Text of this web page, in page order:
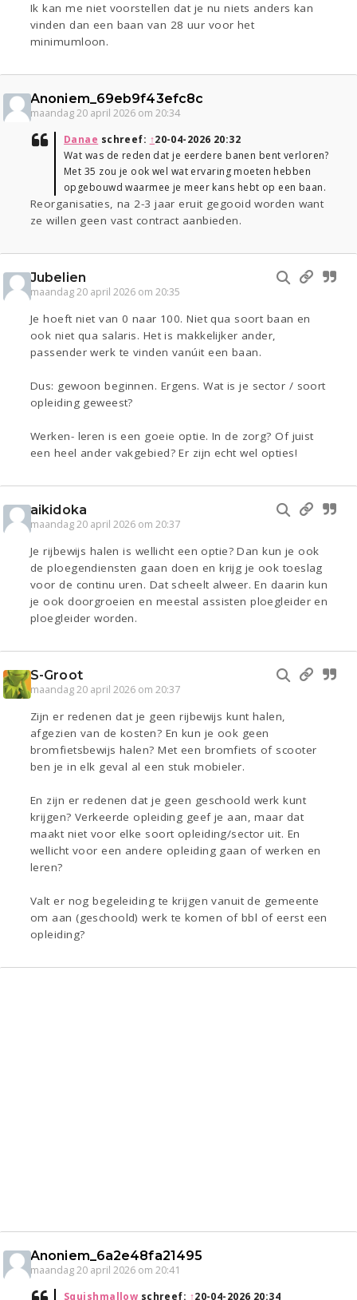
Ik kan me niet voorstellen dat je nu niets anders kan
vinden dan een baan van 28 uur voor het
minimumloon.
Anoniem_69eb9f43efc8c
maandag 20 april 2026 om 20:34
Danae schreef: ↑20-04-2026 20:32
Wat was de reden dat je eerdere banen bent verloren?
Met 35 zou je ook wel wat ervaring moeten hebben
opgebouwd waarmee je meer kans hebt op een baan.
Reorganisaties, na 2-3 jaar eruit gegooid worden want
ze willen geen vast contract aanbieden.
Jubelien
maandag 20 april 2026 om 20:35
Je hoeft niet van 0 naar 100. Niet qua soort baan en
ook niet qua salaris. Het is makkelijker ander,
passender werk te vinden vanúit een baan.
Dus: gewoon beginnen. Ergens. Wat is je sector / soort
opleiding geweest?
Werken- leren is een goeie optie. In de zorg? Of juist
een heel ander vakgebied? Er zijn echt wel opties!
aikidoka
maandag 20 april 2026 om 20:37
Je rijbewijs halen is wellicht een optie? Dan kun je ook
de ploegendiensten gaan doen en krijg je ook toeslag
voor de continu uren. Dat scheelt alweer. En daarin kun
je ook doorgroeien en meestal assisten ploegleider en
ploegleider worden.
S-Groot
maandag 20 april 2026 om 20:37
Zijn er redenen dat je geen rijbewijs kunt halen,
afgezien van de kosten? En kun je ook geen
bromfietsbewijs halen? Met een bromfiets of scooter
ben je in elk geval al een stuk mobieler.
En zijn er redenen dat je geen geschoold werk kunt
krijgen? Verkeerde opleiding geef je aan, maar dat
maakt niet voor elke soort opleiding/sector uit. En
wellicht voor een andere opleiding gaan of werken en
leren?
Valt er nog begeleiding te krijgen vanuit de gemeente
om aan (geschoold) werk te komen of bbl of eerst een
opleiding?
Anoniem_6a2e48fa21495
maandag 20 april 2026 om 20:41
Squishmallow schreef: ↑20-04-2026 20:34